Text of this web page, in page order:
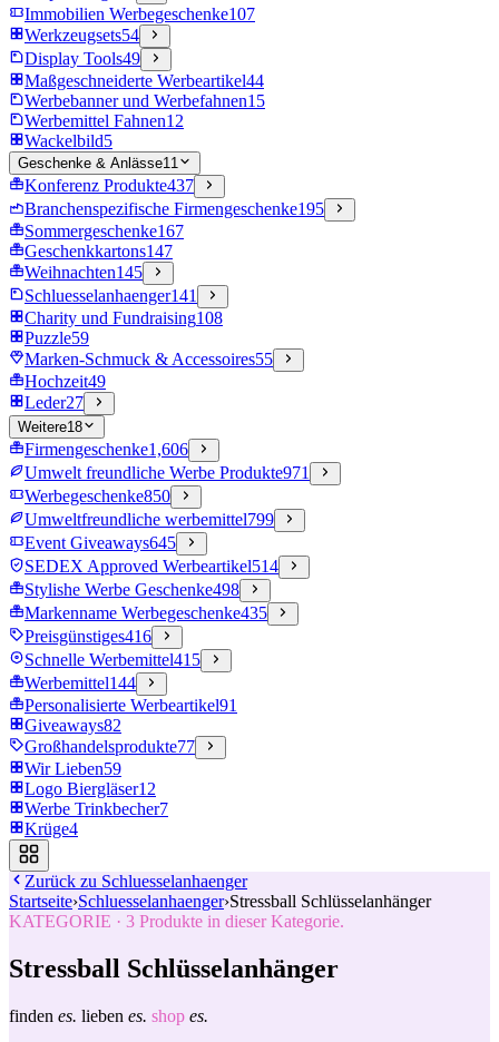
Immobilien Werbegeschenke107
Werkzeugsets54
Display Tools49
Maßgeschneiderte Werbeartikel44
Werbebanner und Werbefahnen15
Werbemittel Fahnen12
Wackelbild5
Geschenke & Anlässe11
Konferenz Produkte437
Branchenspezifische Firmengeschenke195
Sommergeschenke167
Geschenkkartons147
Weihnachten145
Schluesselanhaenger141
Charity und Fundraising108
Puzzle59
Marken-Schmuck & Accessoires55
Hochzeit49
Leder27
Weitere18
Firmengeschenke1,606
Umwelt freundliche Werbe Produkte971
Werbegeschenke850
Umweltfreundliche werbemittel799
Event Giveaways645
SEDEX Approved Werbeartikel514
Stylishe Werbe Geschenke498
Markenname Werbegeschenke435
Preisgünstiges416
Schnelle Werbemittel415
Werbemittel144
Personalisierte Werbeartikel91
Giveaways82
Großhandelsprodukte77
Wir Lieben59
Logo Biergläser12
Werbe Trinkbecher7
Krüge4
Zurück zu Schluesselanhaenger
Startseite›Schluesselanhaenger›Stressball Schlüsselanhänger
KATEGORIE · 3 Produkte in dieser Kategorie.
Stressball Schlüsselanhänger
finden es. lieben es. shop es.